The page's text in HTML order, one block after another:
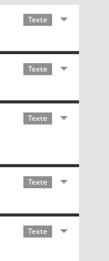
Texte
Texte
Texte
Texte
Texte